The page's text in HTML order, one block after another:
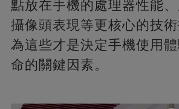
點放在手機的處理器性能、
攝像頭表現等更核心的技
為這些才是決定手機使用
命的關鍵因素。